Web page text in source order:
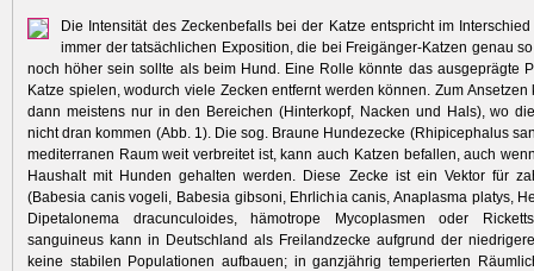
Die Intensität des Zeckenbefalls bei der Katze entspricht im
immer der tatsächlichen Exposition, die bei Freigänger-Katzen genau
noch höher sein sollte als beim Hund. Eine Rolle könnte das ausgeprägte
Katze spielen, wodurch viele Zecken entfernt werden können. Zum Ansetzen
dann meistens nur in den Bereichen (Hinterkopf, Nacken und Hals), wo
nicht dran kommen (Abb. 1). Die sog. Braune Hundezecke (Rhipicephalus
mediterranen Raum weit verbreitet ist, kann auch Katzen befallen, auch
Haushalt mit Hunden gehalten werden. Diese Zecke ist ein Vektor für
(Babesia canis vogeli, Babesia gibsoni, Ehrlichia canis, Anaplasma platys,
Dipetalonema dracunculoides, hämotrope Mycoplasmen oder
sanguineus kann in Deutschland als Freilandzecke aufgrund der
keine stabilen Populationen aufbauen; in ganzjährig temperierten